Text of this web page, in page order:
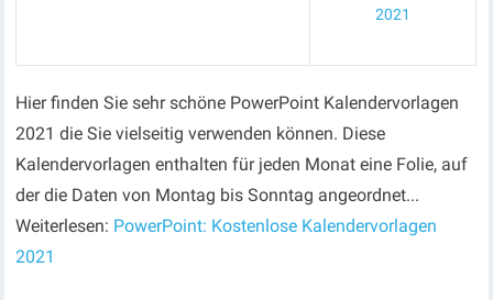
2021
Hier finden Sie sehr schöne PowerPoint Kalendervorlagen
2021 die Sie vielseitig verwenden können. Diese
Kalendervorlagen enthalten für jeden Monat eine Folie, auf
der die Daten von Montag bis Sonntag angeordnet...
Weiterlesen: PowerPoint: Kostenlose Kalendervorlagen
2021